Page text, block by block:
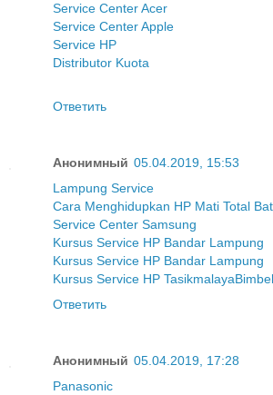
Service Center Acer
Service Center Apple
Service HP
Distributor Kuota
Ответить
Анонимный 05.04.2019, 15:53
Lampung Service
Cara Menghidupkan HP Mati Total
Service Center Samsung
Kursus Service HP Bandar Lampung
Kursus Service HP Bandar Lampung
Kursus Service HP Tasikmalaya
Ответить
Анонимный 05.04.2019, 17:28
Panasonic